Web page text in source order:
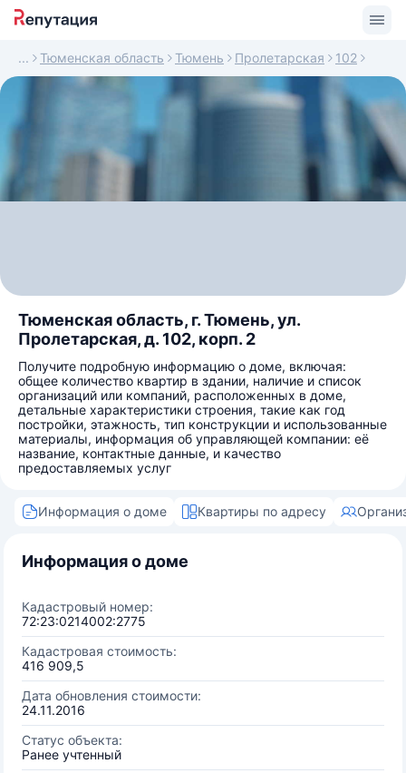
Тюменская область Тюмень Пролетарская 102
Тюменская область, г. Тюмень, ул.
Пролетарская, д. 102, корп. 2
Получите подробную информацию о доме, включая:
общее количество квартир в здании, наличие и список
организаций или компаний, расположенных в доме,
детальные характеристики строения, такие как год
постройки, этажность, тип конструкции и использованные
материалы, информация об управляющей компании: её
название, контактные данные, и качество
предоставляемых услуг
Информация о доме Квартиры по адресу
Информация о доме
Кадастровый номер:
72:23:0214002:2775
Кадастровая стоимость:
416 909,5
Дата обновления стоимости:
24.11.2016
Статус объекта:
Ранее учтенный